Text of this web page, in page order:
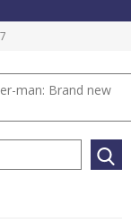
man: Brand new